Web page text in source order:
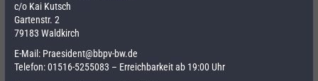
c/o Kai Kutsch
Gartenstr. 2
79183 Waldkirch
E-Mail: Praesident@bbpv-bw.de
Telefon:01516-5255083 – Erreichbarkeit ab 19:00 Uhr